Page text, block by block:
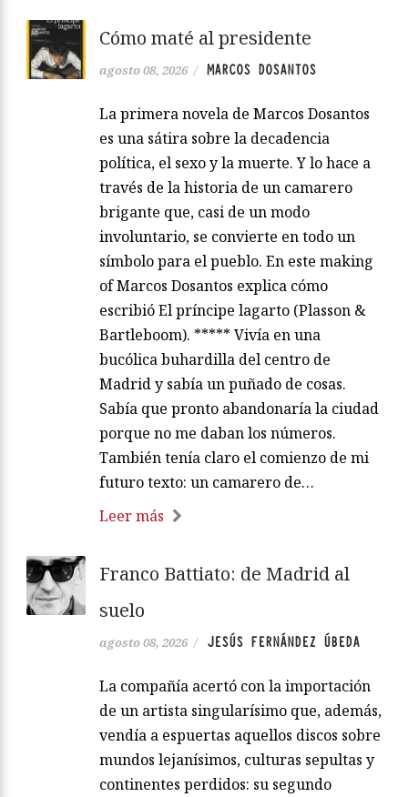
Cómo maté al presidente
agosto 08, 2026 / MARCOS DOSANTOS
La primera novela de Marcos Dosantos
es una sátira sobre la decadencia
política, el sexo y la muerte. Y lo hace a
través de la historia de un camarero
brigante que, casi de un modo
involuntario, se convierte en todo un
símbolo para el pueblo. En este making
of Marcos Dosantos explica cómo
escribió El príncipe lagarto (Plasson &
Bartleboom). ***** Vivía en una
bucólica buhardilla del centro de
Madrid y sabía un puñado de cosas.
Sabía que pronto abandonaría la ciudad
porque no me daban los números.
También tenía claro el comienzo de mi
futuro texto: un camarero de…
Leer más
Franco Battiato: de Madrid al
suelo
agosto 08, 2026 / JESÚS FERNÁNDEZ ÚBEDA
La compañía acertó con la importación
de un artista singularísimo que, además,
vendía a espuertas aquellos discos sobre
mundos lejanísimos, culturas sepultas y
continentes perdidos: su segundo